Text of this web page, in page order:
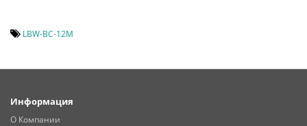
LBW-BC-12M
Информация
О Компании